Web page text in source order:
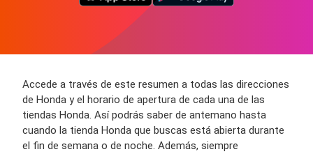
Accede a través de este resumen a todas las direcciones
de Honda y el horario de apertura de cada una de las
tiendas Honda. Así podrás saber de antemano hasta
cuando la tienda Honda que buscas está abierta durante
el fin de semana o de noche. Además, siempre